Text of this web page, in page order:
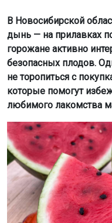
В Новосибирской
дынь — на прилавках
горожане активно
безопасных плодов.
не торопиться с
которые помогут
любимого лакомства